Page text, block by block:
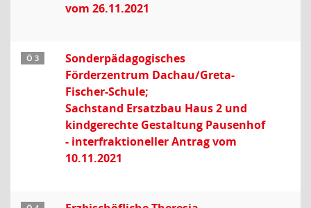
vom 26.11.2021
Ö 3
Sonderpädagogisches
Förderzentrum Dachau/Greta-
Fischer-Schule;
Sachstand Ersatzbau Haus 2 und
kindgerechte Gestaltung Pausenhof
- interfraktioneller Antrag vom
10.11.2021